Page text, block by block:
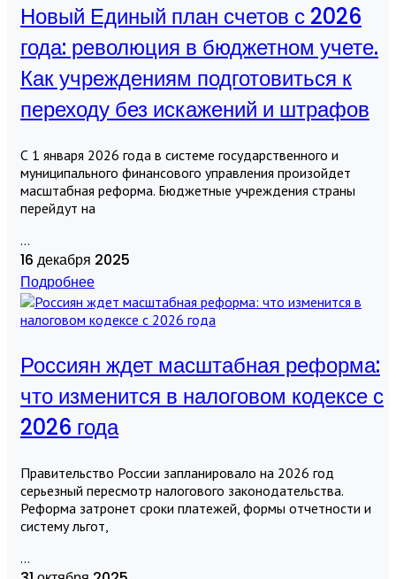
Новый Единый план счетов с 2026
года: революция в бюджетном учете.
Как учреждениям подготовиться к
переходу без искажений и штрафов
С 1 января 2026 года в системе государственного и
муниципального финансового управления произойдет
масштабная реформа. Бюджетные учреждения страны
перейдут на
...
16 декабря 2025
Подробнее
Россиян ждет масштабная реформа:
что изменится в налоговом кодексе с
2026 года
Правительство России запланировало на 2026 год
серьезный пересмотр налогового законодательства.
Реформа затронет сроки платежей, формы отчетности и
систему льгот,
...